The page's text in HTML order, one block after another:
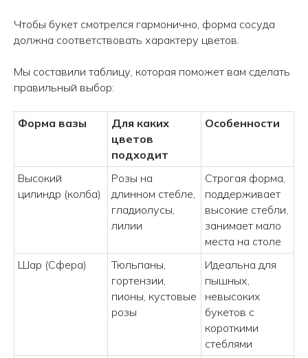
Чтобы букет смотрелся гармонично, форма сосуда
должна соответствовать характеру цветов.
Мы составили таблицу, которая поможет вам сделать
правильный выбор:
Форма вазы
Для каких
цветов
подходит
Особенности
Высокий
цилиндр (колба)
Розы на
длинном стебле,
гладиолусы,
лилии
Строгая форма,
поддерживает
высокие стебли,
занимает мало
места на столе
Шар (Сфера)
Тюльпаны,
гортензии,
пионы, кустовые
розы
Идеальна для
пышных,
невысоких
букетов с
короткими
стеблями